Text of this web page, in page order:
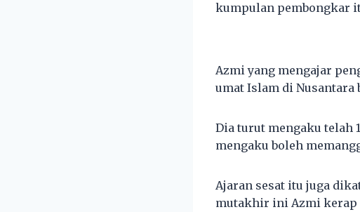
kumpulan pembongkar
Azmi yang mengajar
umat Islam di Nusantara
Dia turut mengaku telah
mengaku boleh
Ajaran sesat itu juga
mutakhir ini Azmi kerap